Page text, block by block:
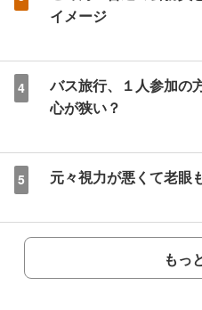
イメージ
4
バス旅行、１人参加の
心が狭い？
5 元々視力が悪くて老眼
もっ